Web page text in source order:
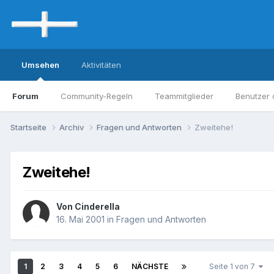
Umsehen
Forum Community-Regeln Teammitglieder Benutzer
Aktivitäten
Startseite Archiv Fragen und Antworten Zweitehe!
Zweitehe!
Von Cinderella
16. Mai 2001 in Fragen und Antworten
1 2 3 4 5 6 NÄCHSTE Seite 1 von 7